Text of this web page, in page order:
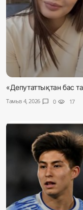
«Депутаттықтан бас
Тамыз 4, 2026 chat_bubble 0 visibility 17